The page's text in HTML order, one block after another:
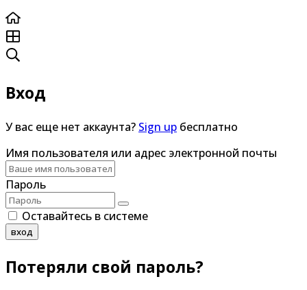
Вход
У вас еще нет аккаунта? Sign up бесплатно
Имя пользователя или адрес электронной почты
Пароль
Оставайтесь в системе
вход
Потеряли свой пароль?